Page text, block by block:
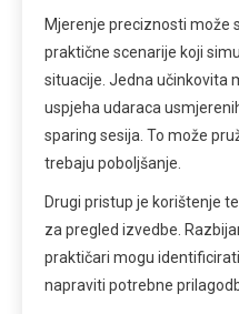
Mjerenje preciznosti može
praktične scenarije koji
situacije. Jedna učinkovita
uspjeha udaraca
sparing sesija. To može
trebaju poboljšanje.
Drugi pristup je korištenje
za pregled izvedbe.
praktičari mogu
napraviti potrebne